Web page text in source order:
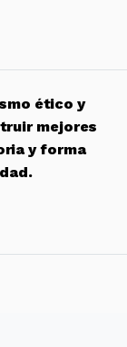
ético y
mejores
y forma